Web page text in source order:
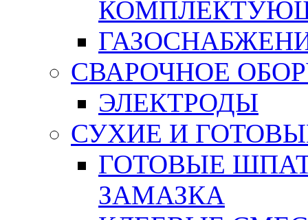
СВАРОЧНОЕ
ЭЛЕКТРОДЫ
СУХИЕ И
ГОТОВЫЕ
ЗАМАЗКА